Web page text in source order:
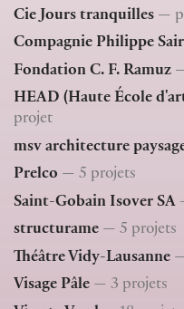
Cie Jours tranquilles —
Compagnie Philippe
Fondation C. F. Ramuz
HEAD (Haute École
projet
msv architecture
Prelco — 5 projets
Saint-Gobain Isover SA
structurame — 5 projets
Théâtre Vidy-Lausanne
Visage Pâle — 3 projets